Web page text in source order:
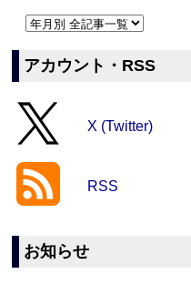
アカウント・RSS
X (Twitter)
RSS
お知らせ